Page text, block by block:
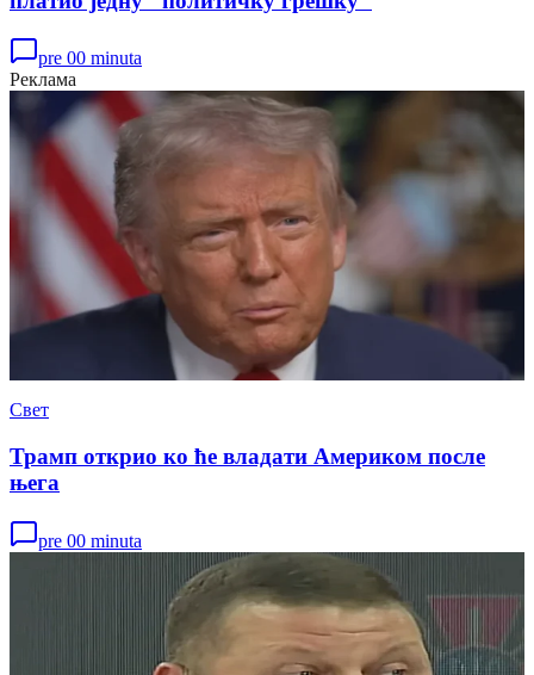
pre 00 minuta
Реклама
Свет
Трамп открио ко ће владати Америком после
њега
pre 00 minuta